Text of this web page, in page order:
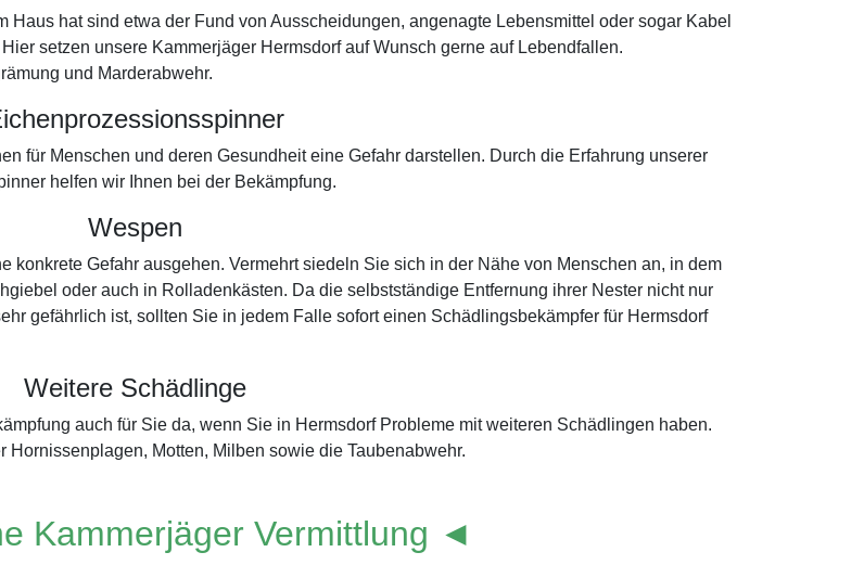
hat sind etwa der Fund von Ausscheidungen, angenagte Lebensmittel oder sogar Kabel
setzen unsere Kammerjäger Hermsdorf auf Wunsch gerne auf Lebendfallen.
und Marderabwehr.
für Menschen und deren Gesundheit eine Gefahr darstellen. Durch die Erfahrung unserer
helfen wir Ihnen bei der Bekämpfung.
Wespen
konkrete Gefahr ausgehen. Vermehrt siedeln Sie sich in der Nähe von Menschen an, in dem
oder auch in Rolladenkästen. Da die selbstständige Entfernung ihrer Nester nicht nur
gefährlich ist, sollten Sie in jedem Falle sofort einen Schädlingsbekämpfer für Hermsdorf
Weitere Schädlinge
auch für Sie da, wenn Sie in Hermsdorf Probleme mit weiteren Schädlingen haben.
Motten, Milben sowie die Taubenabwehr.
Kammerjäger Vermittlung ◄